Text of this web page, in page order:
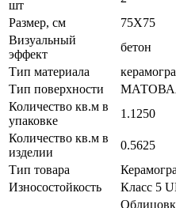
шт
Размер, см
75X75
Визуальный
эффект
бетон
Тип материала
Тип поверхности
Количество кв.м в
упаковке
1.1250
Количество кв.м в
изделии
0.5625
Тип товара
Износостойкость
Класс 5